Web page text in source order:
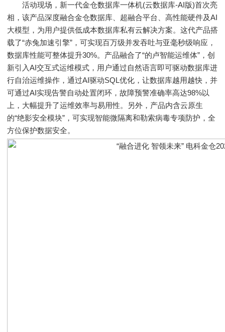
活动现场，新一代金仓数据库一体机(云数据库-AI版)首次亮
相，该产品深度融合金仓数据库、超融合平台、高性能硬件及AI
大模型，为用户提供低成本数据库私有云解决方案。这代产品搭
载了“赤兔加速引擎”，可实现百万级并发吞吐与亚毫秒级响应，
数据库性能可整体提升30%。产品融合了“的卢智能运维体”，创
新引入AI交互式运维模式，用户通过自然语言即可驱动数据库进
行自治运维操作，通过AI驱动SQL优化，让数据库越用越快，并
可通过AI实现告警自动处置闭环，故障预警准确率高达98%以
上，大幅提升了运维效率与易用性。另外，产品内含云原生
的“绝影安全模块”，可实现智能微隔离和勒索病毒专项防护，全
方位保护数据安全。